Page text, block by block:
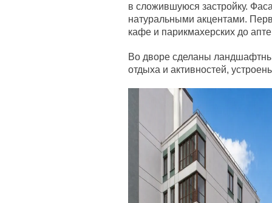
в сложившуюся застройку.
натуральными акцентами.
кафе и парикмахерских до
Во дворе сделаны
отдыха и активностей,